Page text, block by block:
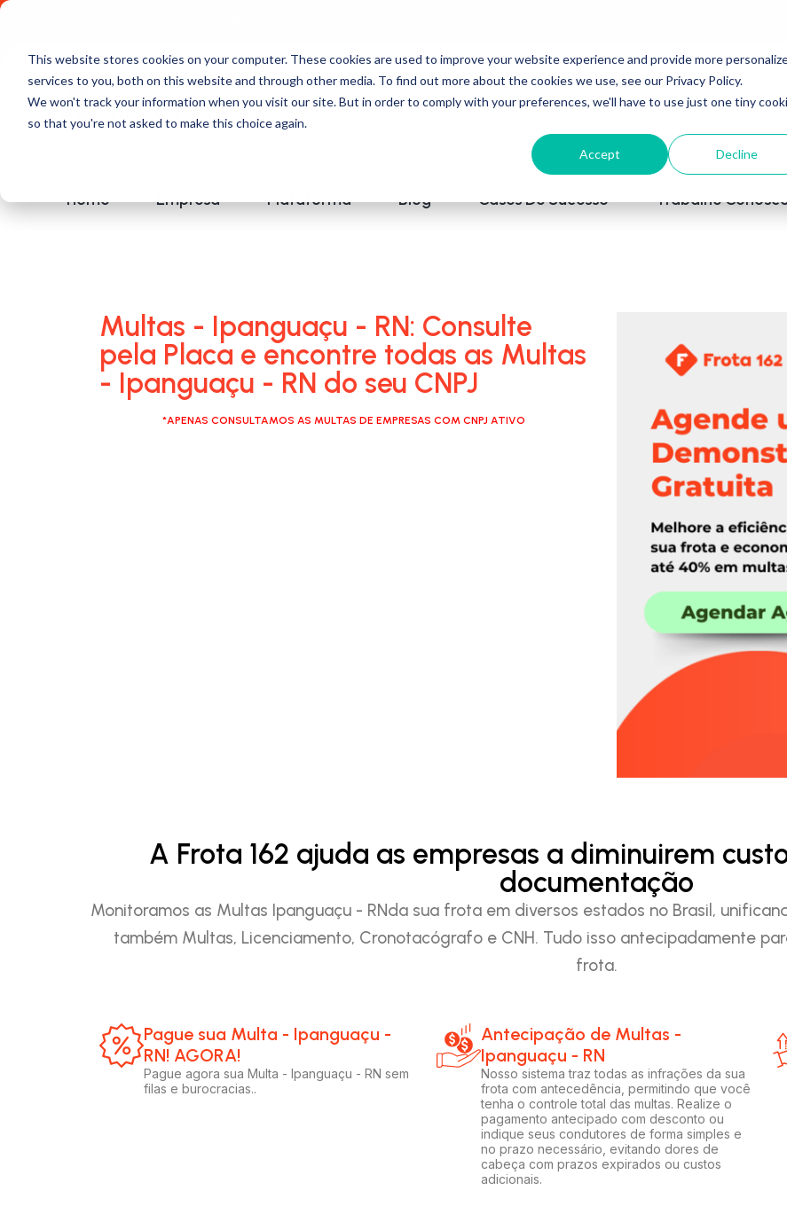
This website stores cookies on your computer. These cookies are used to improve your website experience and provide more
services to you, both on this website and through other media. To find out more about the cookies we use, see our Privacy Policy.
We won't track your information when you visit our site. But in order to comply with your preferences, we'll have to use just one tiny
so that you're not asked to make this choice again.
Accept Decline
Home Empresa Plataforma Blog Cases De Sucesso Trabalhe
Multas - Ipanguaçu - RN: Consulte
pela Placa e encontre todas as Multas
- Ipanguaçu - RN do seu CNPJ
*APENAS CONSULTAMOS AS MULTAS DE EMPRESAS COM CNPJ ATIVO
A Frota 162 ajuda as empresas a diminuirem
documentação
Monitoramos as Multas Ipanguaçu - RNda sua frota em diversos estados no Brasil,
também Multas, Licenciamento, Cronotacógrafo e CNH. Tudo isso antecipadamente
frota.
Pague sua Multa - Ipanguaçu -
RN! AGORA!​
Pague agora sua Multa - Ipanguaçu - RN sem
filas e burocracias..
Antecipação de Multas -
Ipanguaçu - RN
Nosso sistema traz todas as infrações da sua
frota com antecedência, permitindo que você
tenha o controle total das multas. Realize o
pagamento antecipado com desconto ou
indique seus condutores de forma simples e
no prazo necessário, evitando dores de
cabeça com prazos expirados ou custos
adicionais.